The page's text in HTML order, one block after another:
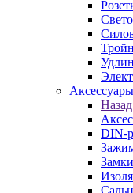
Назад
DIN-